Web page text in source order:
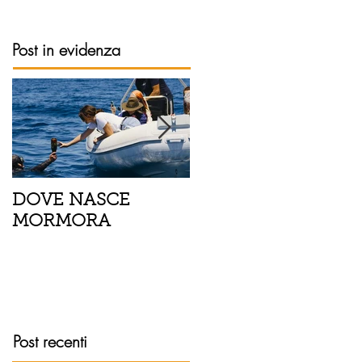
Post in evidenza
DOVE NASCE
MORMORA
Post recenti